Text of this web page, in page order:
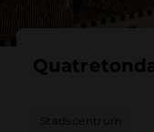
Stadscentrum